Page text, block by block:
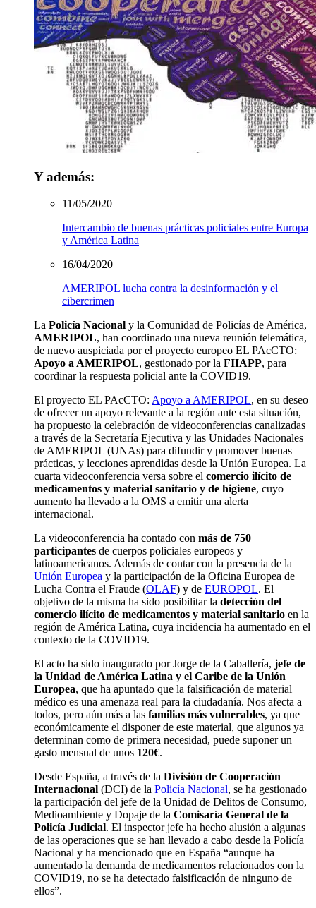
Y además:
11/05/2020
Intercambio de buenas prácticas policiales entre Europa
y América Latina
16/04/2020
AMERIPOL lucha contra la desinformación y el
cibercrimen
La Policía Nacional y la Comunidad de Policías de América,
AMERIPOL, han coordinado una nueva reunión telemática,
de nuevo auspiciada por el proyecto europeo EL PAcCTO:
Apoyo a AMERIPOL, gestionado por la FIIAPP, para
coordinar la respuesta policial ante la COVID19.
El proyecto EL PAcCTO: Apoyo a AMERIPOL, en su deseo
de ofrecer un apoyo relevante a la región ante esta situación,
ha propuesto la celebración de videoconferencias canalizadas
a través de la Secretaría Ejecutiva y las Unidades Nacionales
de AMERIPOL (UNAs) para difundir y promover buenas
prácticas, y lecciones aprendidas desde la Unión Europea. La
cuarta videoconferencia versa sobre el comercio ilícito de
medicamentos y material sanitario y de higiene, cuyo
aumento ha llevado a la OMS a emitir una alerta
internacional.
La videoconferencia ha contado con más de 750
participantes de cuerpos policiales europeos y
latinoamericanos. Además de contar con la presencia de la
Unión Europea y la participación de la Oficina Europea de
Lucha Contra el Fraude (OLAF) y de EUROPOL. El
objetivo de la misma ha sido posibilitar la detección del
comercio ilícito de medicamentos y material sanitario en la
región de América Latina, cuya incidencia ha aumentado en el
contexto de la COVID19.
El acto ha sido inaugurado por Jorge de la Caballería, jefe de
la Unidad de América Latina y el Caribe de la Unión
Europea, que ha apuntado que la falsificación de material
médico es una amenaza real para la ciudadanía. Nos afecta a
todos, pero aún más a las familias más vulnerables, ya que
económicamente el disponer de este material, que algunos ya
determinan como de primera necesidad, puede suponer un
gasto mensual de unos 120€.
Desde España, a través de la División de Cooperación
Internacional (DCI) de la Policía Nacional, se ha gestionado
la participación del jefe de la Unidad de Delitos de Consumo,
Medioambiente y Dopaje de la Comisaría General de la
Policía Judicial. El inspector jefe ha hecho alusión a algunas
de las operaciones que se han llevado a cabo desde la Policía
Nacional y ha mencionado que en España “aunque ha
aumentado la demanda de medicamentos relacionados con la
COVID19, no se ha detectado falsificación de ninguno de
ellos”.